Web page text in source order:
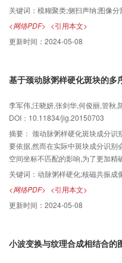
计算两个邻域内的像素灰度中值;然
灰度信息和空间信息的灰度值;最
该算法对不同尺寸和不同目标的侧
聚类算法的分割结果进行比较,对比
中值滤波的FCM算法的分割精度
度略高于结合传统中值滤波的FCM
力。
关键词： 模糊聚类;侧扫声纳;图像
<网络PDF> <引用本文>
更新时间： 2024-05-08
基于颈动脉粥样硬化斑块的多
李军伟,汪晓妍,张剑华,何俊丽,管秋,
DOI：10.11834/jig.20150703
摘要： 颈动脉粥样硬化斑块成分识
要依据,然而在实际中斑块成分识别
空间坐标不匹配的影响,为了更加
和中值滤波相结合的去噪方法,以及
序列磁共振(MR)图像配准算法。
上改进了阈值函数,根据高、低频
MR图像配准方面,在提取多序列图
描述子做血管形状匹配,依据产生
方法能有效地去除图像高、低频域
关键词： 动脉粥样硬化;核磁共振成
<网络PDF> <引用本文>
更新时间： 2024-05-08
小波变换与纹理合成相结合的